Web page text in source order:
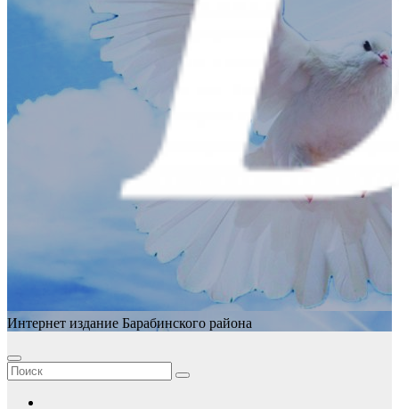
Интернет издание Барабинского района